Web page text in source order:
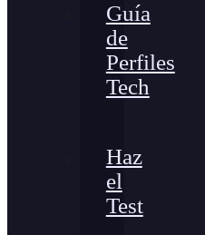
Guía
de
Perfiles
Tech
Haz
el
Test